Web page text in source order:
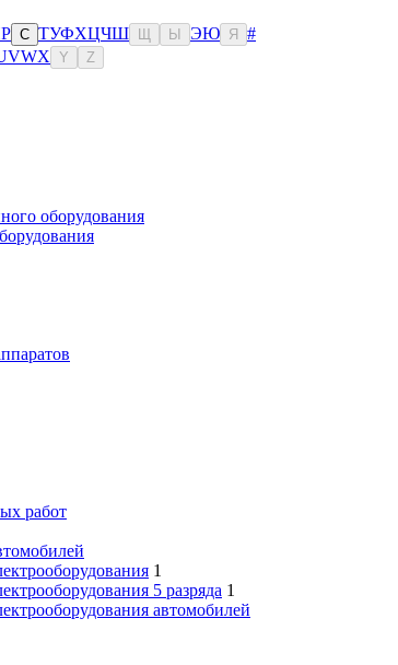
Р С ТУФХЦЧШ Ы ЭЮ Я
#
VWX Y Z
оборудования
работ
1
5 разряда 1
автомобилей